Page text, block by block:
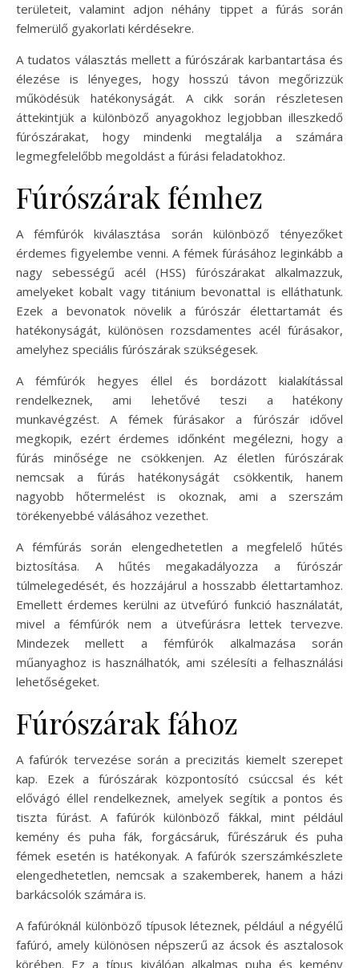
területeit, valamint adjon néhány tippet a fúrás során
felmerülő gyakorlati kérdésekre.
A tudatos választás mellett a fúrószárak karbantartása és
élezése is lényeges, hogy hosszú távon megőrizzük
működésük hatékonyságát. A cikk során részletesen
áttekintjük a különböző anyagokhoz legjobban illeszkedő
fúrószárakat, hogy mindenki megtalálja a számára
legmegfelelőbb megoldást a fúrási feladatokhoz.
Fúrószárak fémhez
A fémfúrók kiválasztása során különböző tényezőket
érdemes figyelembe venni. A fémek fúrásához leginkább a
nagy sebességű acél (HSS) fúrószárakat alkalmazzuk,
amelyeket kobalt vagy titánium bevonattal is elláthatunk.
Ezek a bevonatok növelik a fúrószár élettartamát és
hatékonyságát, különösen rozsdamentes acél fúrásakor,
amelyhez speciális fúrószárak szükségesek.
A fémfúrók hegyes éllel és bordázott kialakítással
rendelkeznek, ami lehetővé teszi a hatékony
munkavégzést. A fémek fúrásakor a fúrószár idővel
megkopik, ezért érdemes időnként megélezni, hogy a
fúrás minősége ne csökkenjen. Az életlen fúrószárak
nemcsak a fúrás hatékonyságát csökkentik, hanem
nagyobb hőtermelést is okoznak, ami a szerszám
törékenyebbé válásához vezethet.
A fémfúrás során elengedhetetlen a megfelelő hűtés
biztosítása. A hűtés megakadályozza a fúrószár
túlmelegedését, és hozzájárul a hosszabb élettartamhoz.
Emellett érdemes kerülni az ütvefúró funkció használatát,
mivel a fémfúrók nem a ütvefúrásra lettek tervezve.
Mindezek mellett a fémfúrók alkalmazása során
műanyaghoz is használhatók, ami szélesíti a felhasználási
lehetőségeket.
Fúrószárak fához
A fafúrók tervezése során a precizitás kiemelt szerepet
kap. Ezek a fúrószárak központosító csúccsal és két
elővágó éllel rendelkeznek, amelyek segítik a pontos és
tiszta fúrást. A fafúrók különböző fákkal, mint például
kemény és puha fák, forgácsáruk, fűrészáruk és puha
fémek esetén is hatékonyak. A fafúrók szerszámkészlete
elengedhetetlen, nemcsak a szakemberek, hanem a házi
barkácsolók számára is.
A fafúróknál különböző típusok léteznek, például a négyélű
fafúró, amely különösen népszerű az ácsok és asztalosok
körében. Ez a típus kiválóan alkalmas puha és kemény